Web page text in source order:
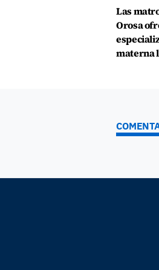
Las
Orosa
materna